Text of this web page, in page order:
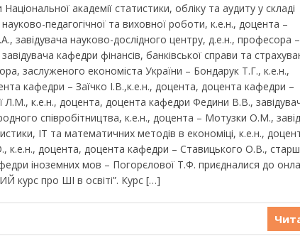
академії статистики, обліку та аудиту у складі
педагогічної та виховної роботи, к.е.н., доцента –
завідувача науково-дослідного центру, д.е.н., професора –
кафедри фінансів, банківської справи та
заслуженого економіста України – Бондарук Т.Г., к.е.н.,
кафедри – Заїчко І.В.,к.е.н., доцента, доцента кафедри –
Л.М., к.е.н., доцента, доцента кафедри Федини В.В.,
співробітництва, к.е.н., доцента – Мотузки О.М.,
ІТ та математичних методів в економіці, к.е.н.,
к.е.н., доцента, доцента кафедри – Ставицького О.В.,
іноземних мов – Погорєлової Т.Ф. приєдналися до
курс про ШІ в освіті”. Курс […]